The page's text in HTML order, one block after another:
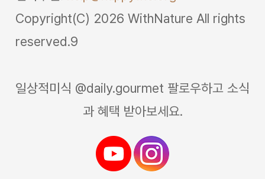
Copyright(C) 2026 WithNature All rights
reserved.9
일상적미식 @daily.gourmet 팔로우하고 소식
과 혜택 받아보세요.